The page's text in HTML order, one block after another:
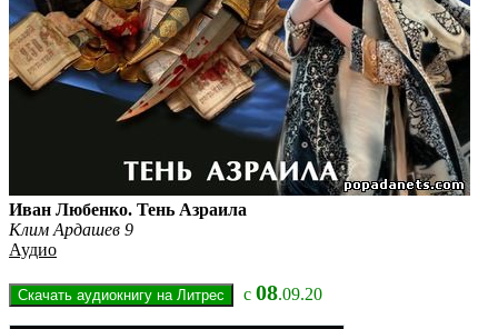
Иван Любенко. Тень Азраила
Клим Ардашев 9
Аудио
с 08.09.20